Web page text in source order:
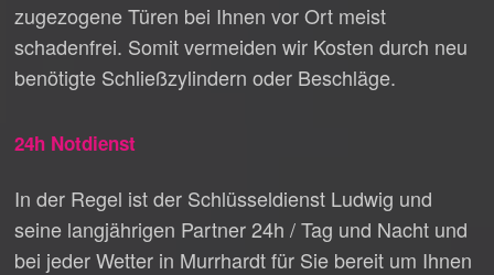
zugezogene Türen bei Ihnen vor Ort meist
schadenfrei. Somit vermeiden wir Kosten durch neu
benötigte Schließzylindern oder Beschläge.
24h Notdienst
In der Regel ist der Schlüsseldienst Ludwig und
seine langjährigen Partner 24h / Tag und Nacht und
bei jeder Wetter in Murrhardt für Sie bereit um Ihnen